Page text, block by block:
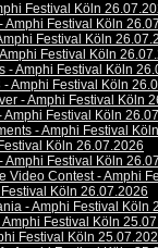
Festival Köln
Amphi Festival Köln
Festival Köln
Festival Köln
- Amphi Festival Köln
- Amphi Festival Köln
- Amphi Festival Köln
Amphi Festival Köln
- Amphi Festival
Köln 26.07.2026
Amphi Festival Köln
Video Contest - Amphi
Köln 26.07.2026
- Amphi Festival Köln
Festival Köln
Festival Köln